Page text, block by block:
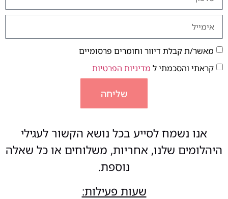
מאשר/ת קבלת דיוור וחומרים פרסומיים
קראתי והסכמתי ל מדיניות הפרטיות
שליחה
אנו נשמח לסייע בכל נושא הקשור לעגילי
היהלומים שלנו, אחריות, משלוחים או כל שאלה
נוספת.
שעות פעילות: